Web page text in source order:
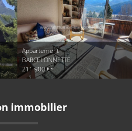
Appartement
BARCELONNETTE
211 900 €*
immobilier